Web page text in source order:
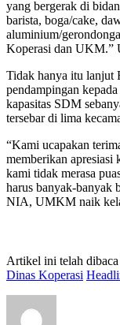
yang bergerak di
barista, boga/cake,
aluminium/
Koperasi dan UKM.”
Tidak hanya itu lanjut
pendampingan
kapasitas SDM
tersebar di lima
“Kami ucapakan
memberikan apresiasi
kami tidak merasa
harus banyak-banyak
NIA, UMKM naik
Artikel ini telah
Dinas Koperasi